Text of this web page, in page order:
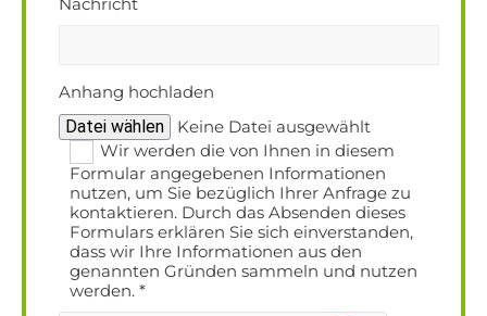
Anhang hochladen
Datei wählen
Keine Datei ausgewählt
Wir werden die von Ihnen in diesem
Formular angegebenen Informationen
nutzen, um Sie bezüglich Ihrer Anfrage zu
kontaktieren. Durch das Absenden dieses
Formulars erklären Sie sich einverstanden,
dass wir Ihre Informationen aus den
genannten Gründen sammeln und nutzen
werden. *